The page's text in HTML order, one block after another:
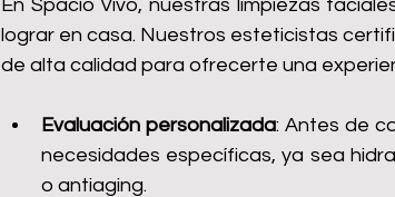
En Spacio Vivo, nuestras limpiezas
lograr en casa. Nuestros esteticistas
de alta calidad para ofrecerte una
Evaluación personalizada: Antes de
necesidades específicas, ya sea
o antiaging.